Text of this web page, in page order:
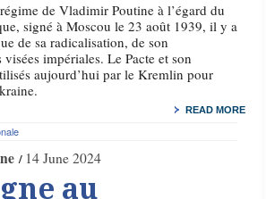
de Vladimir Poutine à l’égard du
signé à Moscou le 23 août 1939, il y a
de sa radicalisation, de son
impériales. Le Pacte et son
aujourd’hui par le Kremlin pour
READ MORE
14 June 2024
au